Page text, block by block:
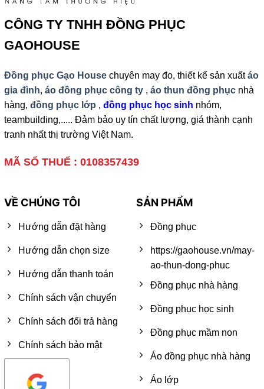
CÔNG TY TNHH ĐỒNG PHỤC
GAOHOUSE
Đồng phục Gạo Housechuyên may đo, thiết kế sản xuấtáo
gia đình, áo đồng phục công ty, áo thun đồng phụcnhà
hàng, đồng phục lớp , đồng phục học sinh nhóm,
teambuilding,..... Đảm bảo uy tín chất lượng, giá thành cạnh
tranh nhất thị trường Việt Nam.
MÃ SỐ THUẾ : 0108357439
VỀ CHÚNG TÔI
Hướng dẫn đặt hàng
Hướng dẫn chọn size
Hướng dẫn thanh toán
Chính sách vận chuyển
Chính sách đổi trả hàng
Chính sách bảo mật
SẢN PHẨM
Đồng phục
https://gaohouse.vn/may-
ao-thun-dong-phuc
Đồng phục nhà hàng
Đồng phục học sinh
Đồng phục mầm non
Áo đồng phục nhà hàng
Áo lớp